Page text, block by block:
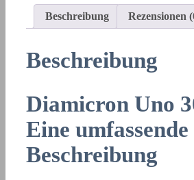
Beschreibung Rezensionen
Beschreibung
Diamicron Uno
Eine umfassende
Beschreibung